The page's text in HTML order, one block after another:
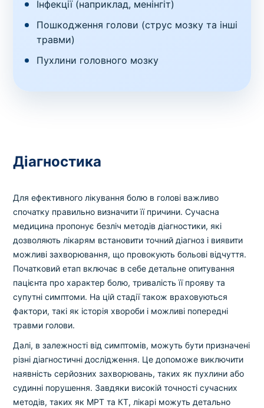
Інфекції (наприклад, менінгіт)
Пошкодження голови (струс мозку та інші
травми)
Пухлини головного мозку
Діагностика
Для ефективного лікування болю в голові важливо
спочатку правильно визначити її причини. Сучасна
медицина пропонує безліч методів діагностики, які
дозволяють лікарям встановити точний діагноз і виявити
можливі захворювання, що провокують больові відчуття.
Початковий етап включає в себе детальне опитування
пацієнта про характер болю, тривалість її прояву та
супутні симптоми. На цій стадії також враховуються
фактори, такі як історія хвороби і можливі попередні
травми голови.
Далі, в залежності від симптомів, можуть бути призначені
різні діагностичні дослідження. Це допоможе виключити
наявність серйозних захворювань, таких як пухлини або
судинні порушення. Завдяки високій точності сучасних
методів, таких як МРТ та КТ, лікарі можуть детально